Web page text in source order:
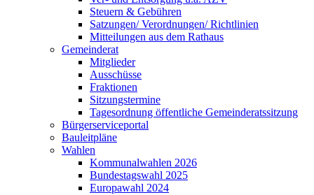
Steuern & Gebühren
Satzungen/ Verordnungen/ Richtlinien
Mitteilungen aus dem Rathaus
Gemeinderat
Mitglieder
Ausschüsse
Fraktionen
Sitzungstermine
Tagesordnung öffentliche Gemeinderatssitzung
Bürgerserviceportal
Bauleitpläne
Wahlen
Kommunalwahlen 2026
Bundestagswahl 2025
Europawahl 2024